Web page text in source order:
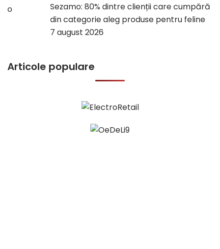
Sezamo: 80% dintre clienții care cumpără
din categorie aleg produse pentru feline
7 august 2026
Articole populare